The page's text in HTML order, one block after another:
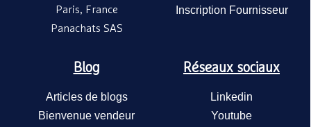
Paris, France
Panachats SAS
Inscription Fournisseur
Blog
Articles de blogs
Bienvenue vendeur
Réseaux sociaux
Linkedin
Youtube